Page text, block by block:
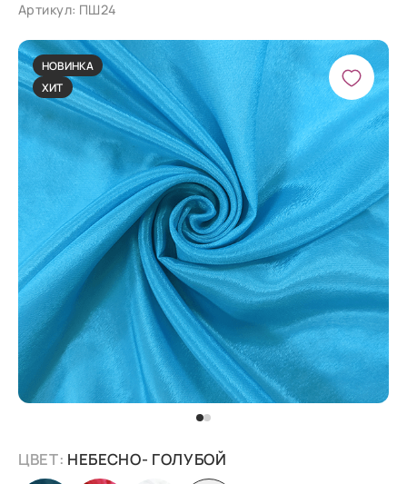
Артикул: ПШ24
НОВИНКА
ХИТ
ЦВЕТ: НЕБЕСНО- ГОЛУБОЙ